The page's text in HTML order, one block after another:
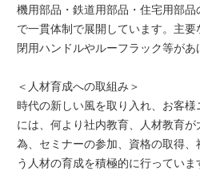
機用部品・鉄道用部品・住宅用部
で一貫体制で展開しています。主
閉用ハンドルやルーフラック等があ
＜人材育成への取組み＞
時代の新しい風を取り入れ、お客
には、何より社内教育、人材教育
為、セミナーの参加、資格の取得
う人材の育成を積極的に行ってい